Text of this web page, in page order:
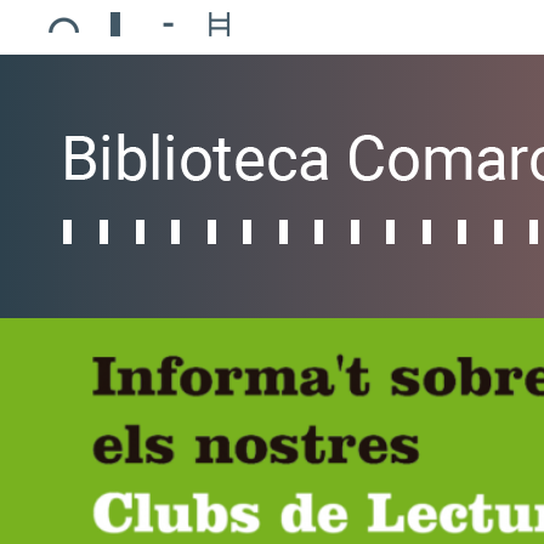
Ajuntament de Mollerussa
Biblioteca Comarcal Jaume Vila
Piscines de Mollerussa